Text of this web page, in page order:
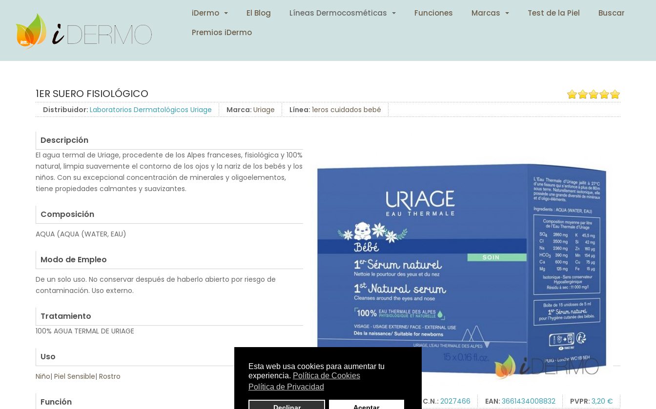
iDermo El Blog Líneas Dermocosméticas Funciones Marcas Test de la Piel
Buscar
Premios iDermo
1ER SUERO FISIOLÓGICO
Distribuidor: Laboratorios Dermatológicos Uriage Marca: Uriage Línea: 1eros cuidados bebé
Tamaño:Monodosis 15 x 5ml C.N.: 2027466 EAN: 3661434008832 PVPR: 3,20 €
Descripción
El agua termal de Uriage, procedente de los Alpes franceses, fisiológica y 100%
natural, limpia suavemente el contorno de los ojos y la nariz de los bebés y los
niños. Con su excepcional concentración de minerales y oligoelementos,
tiene propiedades calmantes y suavizantes.
Composición
AQUA (AQUA (WATER, EAU)
Modo de Empleo
De un solo uso. No conservar después de haberlo abierto por riesgo de
contaminación. Uso externo.
Tratamiento
100% AGUA TERMAL DE URIAGE
Uso
Niño| Piel Sensible| Rostro
Función